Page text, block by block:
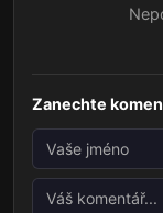
Zanechte